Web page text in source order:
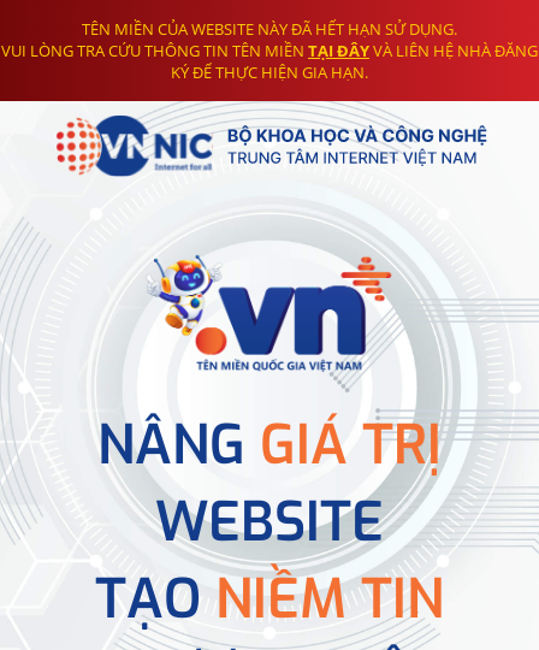
TÊN MIỀN CỦA WEBSITE NÀY ĐÃ HẾT HẠN SỬ DỤNG.
VUI LÒNG TRA CỨU THÔNG TIN TÊN MIỀN TẠI ĐÂYVÀ LIÊN HỆ NHÀ ĐĂNG
KÝ ĐỂ THỰC HIỆN GIA HẠN.
NÂNG GIÁ TRỊ
WEBSITE
TẠONIỀM TIN